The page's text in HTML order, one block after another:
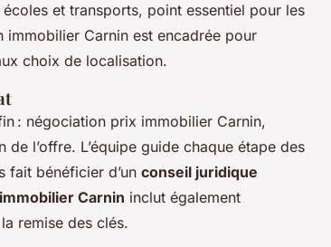
et transports, point essentiel pour les
Carnin est encadrée pour
choix de localisation.
: négociation prix immobilier Carnin,
l’offre. L’équipe guide chaque étape des
fait bénéficier d’un conseil juridique
Carnin inclut également
remise des clés.